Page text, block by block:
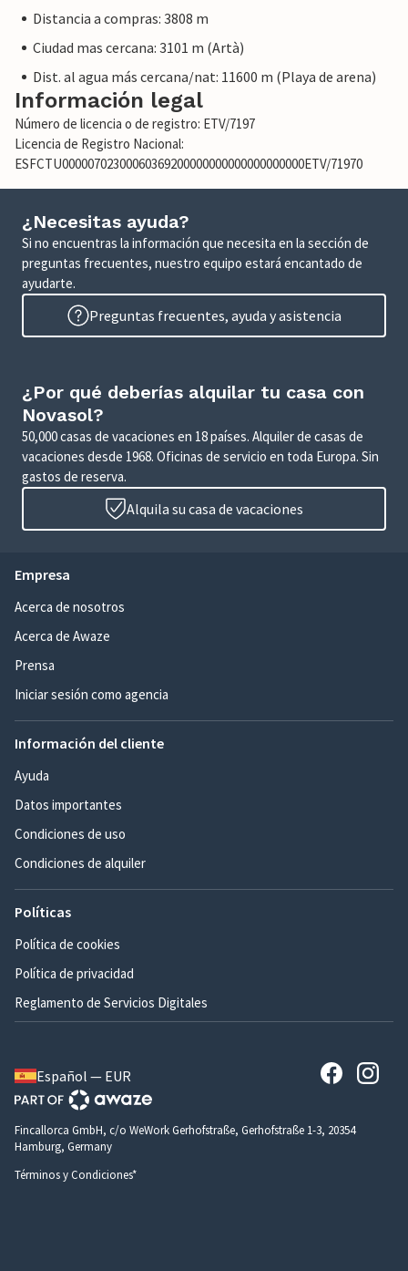
Distancia a compras: 3808 m
Ciudad mas cercana: 3101 m (Artà)
Dist. al agua más cercana/nat: 11600 m (Playa de arena)
Información legal
Número de licencia o de registro: ETV/7197
Licencia de Registro Nacional:
ESFCTU00000702300060369200000000000000000000ETV/71970
¿Necesitas ayuda?
Si no encuentras la información que necesita en la sección de
preguntas frecuentes, nuestro equipo estará encantado de
ayudarte.
Preguntas frecuentes, ayuda y asistencia
¿Por qué deberías alquilar tu casa con
Novasol?
50,000 casas de vacaciones en 18 países. Alquiler de casas de
vacaciones desde 1968. Oficinas de servicio en toda Europa. Sin
gastos de reserva.
Alquila su casa de vacaciones
Empresa
Acerca de nosotros
Acerca de Awaze
Prensa
Iniciar sesión como agencia
Información del cliente
Ayuda
Datos importantes
Condiciones de uso
Condiciones de alquiler
Políticas
Política de cookies
Política de privacidad
Reglamento de Servicios Digitales
Español — EUR
Fincallorca GmbH, c/o WeWork Gerhofstraße, Gerhofstraße 1-3, 20354
Hamburg, Germany
Términos y Condiciones*